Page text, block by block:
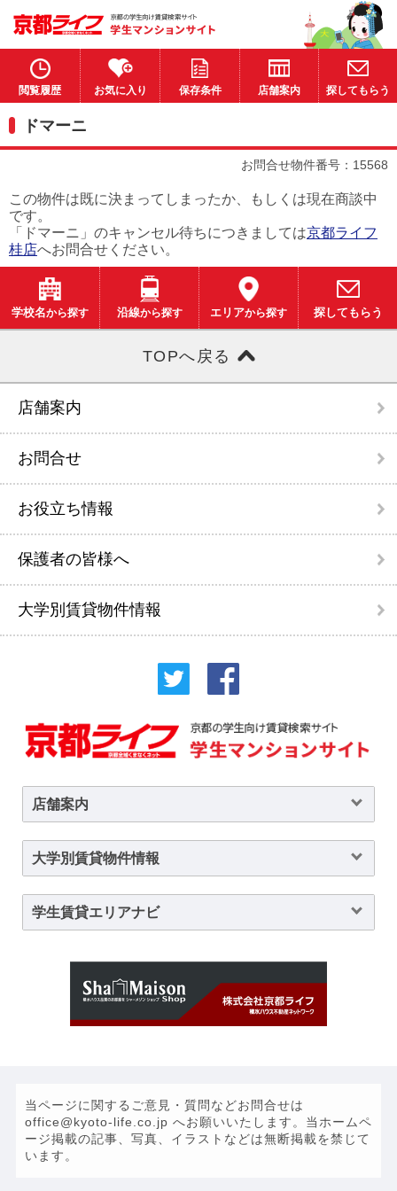
閲覧履歴 お気に入り 保存条件 店舗案内 探してもらう
ドマーニ
お問合せ物件番号：15568
この物件は既に決まってしまったか、もしくは現在商談中
です。
「ドマーニ」のキャンセル待ちにつきましては京都ライフ
桂店へお問合せください。
学校名から探す 沿線から探す エリアから探す 探してもらう
TOPへ戻る
店舗案内
お問合せ
お役立ち情報
保護者の皆様へ
大学別賃貸物件情報
店舗案内
大学別賃貸物件情報
学生賃貸エリアナビ
当ページに関するご意見・質問などお問合せは
office@kyoto-life.co.jp へお願いいたします。当ホームペ
ージ掲載の記事、写真、イラストなどは無断掲載を禁じて
います。